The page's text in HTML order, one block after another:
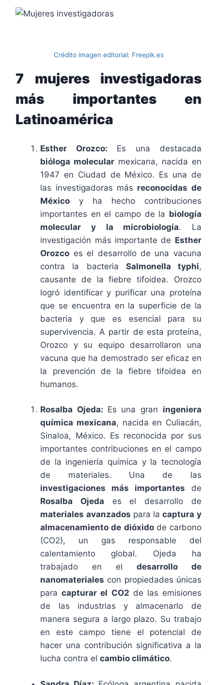
Crédito imagen editorial: Freepik.es
7 mujeres investigadoras
más importantes en
Latinoamérica
Esther Orozco: Es una destacada
bióloga molecular mexicana, nacida en
1947 en Ciudad de México. Es una de
las investigadoras más reconocidas de
México y ha hecho contribuciones
importantes en el campo de la biología
molecular y la microbiología. La
investigación más importante de Esther
Orozco es el desarrollo de una vacuna
contra la bacteria Salmonella typhi,
causante de la fiebre tifoidea. Orozco
logró identificar y purificar una proteína
que se encuentra en la superficie de la
bacteria y que es esencial para su
supervivencia. A partir de esta proteína,
Orozco y su equipo desarrollaron una
vacuna que ha demostrado ser eficaz en
la prevención de la fiebre tifoidea en
humanos.
Rosalba Ojeda: Es una gran ingeniera
química mexicana, nacida en Culiacán,
Sinaloa, México. Es reconocida por sus
importantes contribuciones en el campo
de la ingeniería química y la tecnología
de materiales. Una de las
investigaciones más importantes de
Rosalba Ojeda es el desarrollo de
materiales avanzados para lacaptura y
almacenamiento de dióxido de carbono
(CO2), un gas responsable del
calentamiento global. Ojeda ha
trabajado en el desarrollo de
nanomateriales con propiedades únicas
paracapturar el CO2 de las emisiones
de las industrias y almacenarlo de
manera segura a largo plazo. Su trabajo
en este campo tiene el potencial de
hacer una contribución significativa a la
lucha contra elcambio climático.